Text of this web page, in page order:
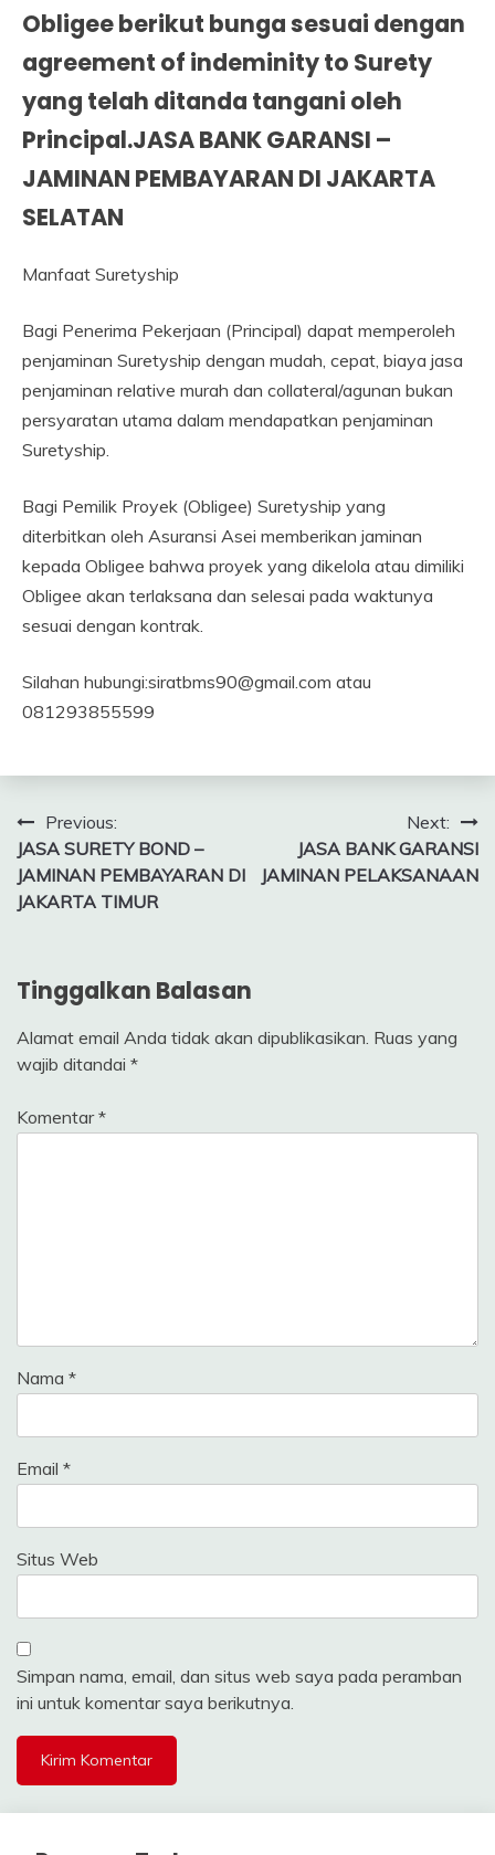
Obligee berikut bunga sesuai dengan
agreement of indeminity to Surety
yang telah ditanda tangani oleh
Principal.JASA BANK GARANSI –
JAMINAN PEMBAYARAN DI JAKARTA
SELATAN
Manfaat Suretyship
Bagi Penerima Pekerjaan (Principal) dapat memperoleh
penjaminan Suretyship dengan mudah, cepat, biaya jasa
penjaminan relative murah dan collateral/agunan bukan
persyaratan utama dalam mendapatkan penjaminan
Suretyship.
Bagi Pemilik Proyek (Obligee) Suretyship yang
diterbitkan oleh Asuransi Asei memberikan jaminan
kepada Obligee bahwa proyek yang dikelola atau dimiliki
Obligee akan terlaksana dan selesai pada waktunya
sesuai dengan kontrak.
Silahan hubungi:siratbms90@gmail.com atau
081293855599
Navigasi
pos
Previous:
JASA SURETY BOND –
JAMINAN PEMBAYARAN DI
JAKARTA TIMUR
Next:
JASA BANK GARANSI
JAMINAN PELAKSANAAN
Tinggalkan Balasan
Alamat email Anda tidak akan dipublikasikan. Ruas yang
wajib ditandai *
Komentar*
Nama *
Email *
Situs Web
Simpan nama, email, dan situs web saya pada peramban
ini untuk komentar saya berikutnya.